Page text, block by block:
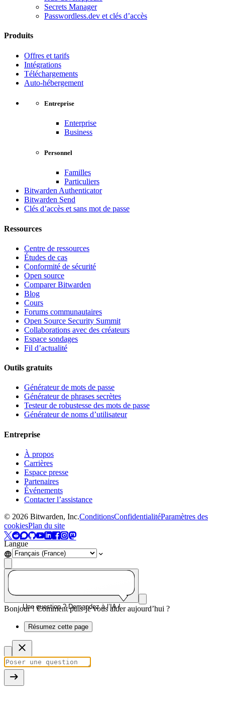
Secrets Manager
Passwordless.dev et clés d’accès
Produits
Offres et tarifs
Intégrations
Téléchargements
Auto-hébergement
Entreprise
Enterprise
Business
Personnel
Familles
Particuliers
Bitwarden Authenticator
Bitwarden Send
Clés d’accès et sans mot de passe
Ressources
Centre de ressources
Études de cas
Conformité de sécurité
Open source
Comparer Bitwarden
Blog
Cours
Forums communautaires
Open Source Security Summit
Collaborations avec des créateurs
Espace sondages
Fil d’actualité
Outils gratuits
Générateur de mots de passe
Générateur de phrases secrètes
Testeur de robustesse des mots de passe
Générateur de noms d’utilisateur
Entreprise
À propos
Carrières
Espace presse
Partenaires
Événements
Contacter l’assistance
© 2026 Bitwarden, Inc.ConditionsConfidentialitéParamètres des
cookiesPlan du site
Langue
Une question ? Demandez à l’IA !
Bonjour ! Comment puis-je vous aider aujourd’hui ?
Résumez cette page